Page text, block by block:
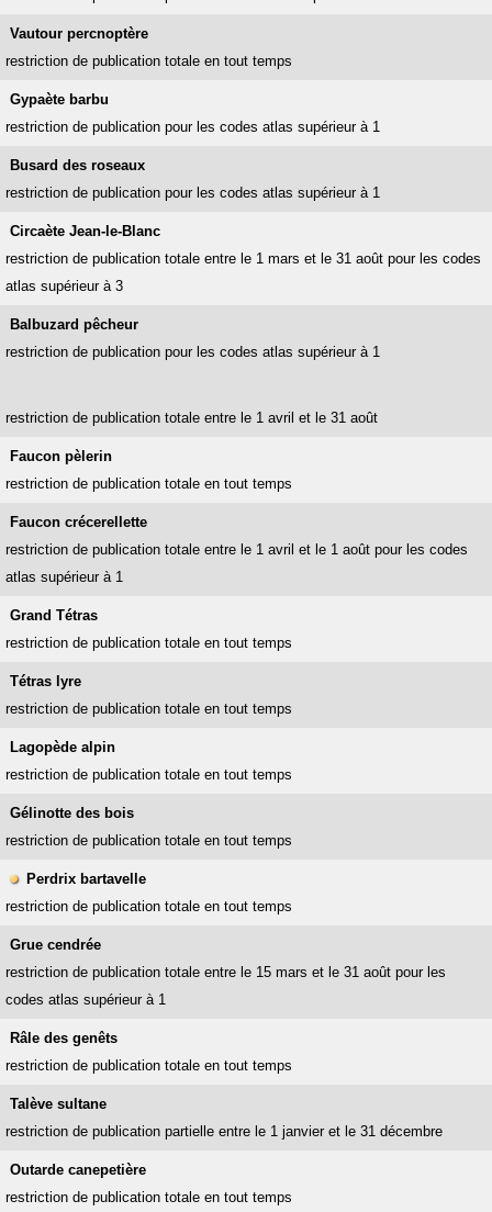
Vautour percnoptère
restriction de publication totale en tout temps
Gypaète barbu
restriction de publication pour les codes atlas supérieur à 1
Busard des roseaux
restriction de publication pour les codes atlas supérieur à 1
Circaète Jean-le-Blanc
restriction de publication totale entre le 1 mars et le 31 août pour les codes
atlas supérieur à 3
Balbuzard pêcheur
restriction de publication pour les codes atlas supérieur à 1
restriction de publication totale entre le 1 avril et le 31 août
Faucon pèlerin
restriction de publication totale en tout temps
Faucon crécerellette
restriction de publication totale entre le 1 avril et le 1 août pour les codes
atlas supérieur à 1
Grand Tétras
restriction de publication totale en tout temps
Tétras lyre
restriction de publication totale en tout temps
Lagopède alpin
restriction de publication totale en tout temps
Gélinotte des bois
restriction de publication totale en tout temps
Perdrix bartavelle
restriction de publication totale en tout temps
Grue cendrée
restriction de publication totale entre le 15 mars et le 31 août pour les
codes atlas supérieur à 1
Râle des genêts
restriction de publication totale en tout temps
Talève sultane
restriction de publication partielle entre le 1 janvier et le 31 décembre
Outarde canepetière
restriction de publication totale en tout temps